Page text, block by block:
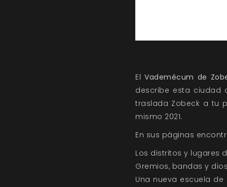
ElVademécum de
describe esta ciudad
traslada Zobeck a tu
mismo 2021.
En sus páginas
Los distritos y lugares
Gremios, bandas y
Una nueva escuela